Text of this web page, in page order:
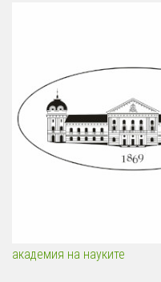
академия на науките